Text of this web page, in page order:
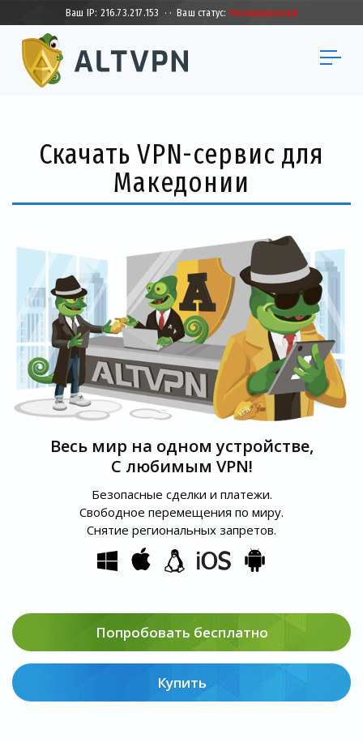
Ваш IP: 216.73.217.153 · · Ваш статус: Незащищенный
Скачать VPN-сервис для
Македонии
Весь мир на одном устройстве,
С любимым VPN!
Безопасные сделки и платежи.
Свободное перемещения по миру.
Снятие региональных запретов.
Попробовать бесплатно
Купить